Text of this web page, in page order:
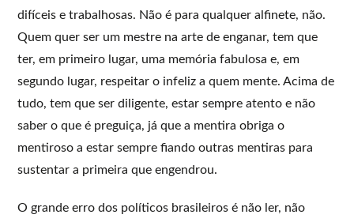
difíceis e trabalhosas. Não é para qualquer alfinete, não.
Quem quer ser um mestre na arte de enganar, tem que
ter, em primeiro lugar, uma memória fabulosa e, em
segundo lugar, respeitar o infeliz a quem mente. Acima de
tudo, tem que ser diligente, estar sempre atento e não
saber o que é preguiça, já que a mentira obriga o
mentiroso a estar sempre fiando outras mentiras para
sustentar a primeira que engendrou.
O grande erro dos políticos brasileiros é não ler, não